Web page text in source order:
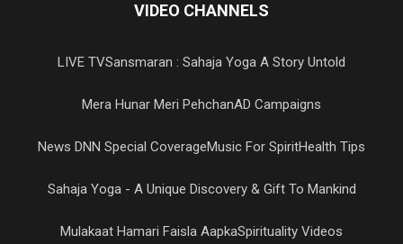
VIDEO CHANNELS
LIVE TVSansmaran : Sahaja Yoga A Story Untold
Mera Hunar Meri PehchanAD Campaigns
News DNN Special CoverageMusic For SpiritHealth Tips
Sahaja Yoga - A Unique Discovery & Gift To Mankind
Mulakaat Hamari Faisla AapkaSpirituality Videos